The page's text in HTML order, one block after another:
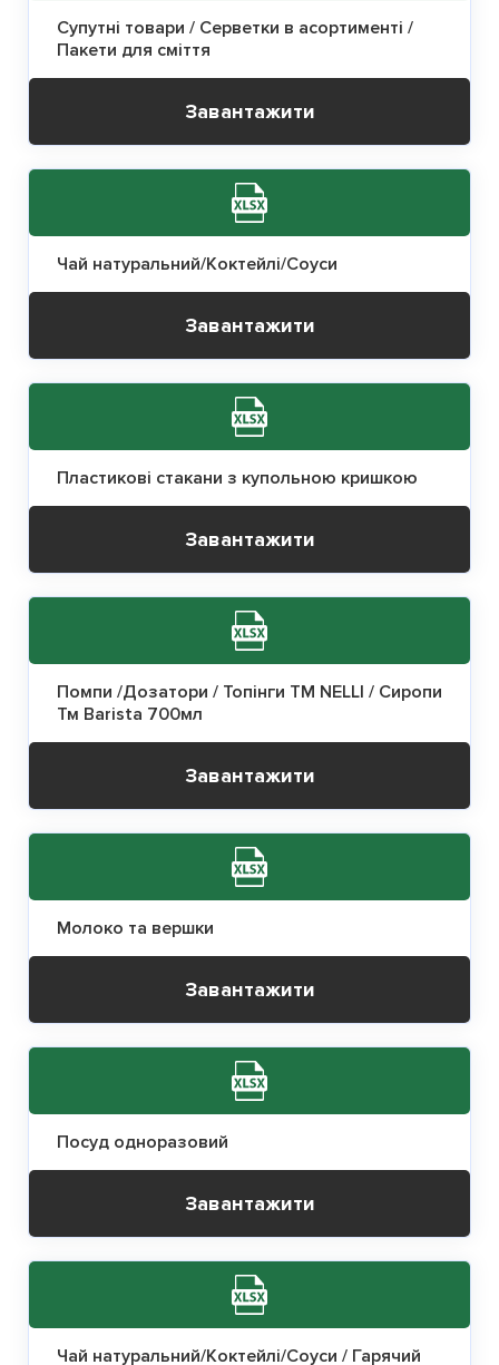
Супутні товари / Серветки в асортименті /
Пакети для сміття
Завантажити
Чай натуральний/Коктейлі/Соуси
Завантажити
Пластикові стакани з купольною кришкою
Завантажити
Помпи /Дозатори / Топінги ТМ NELLI / Сиропи
Тм Barista 700мл
Завантажити
Молоко та вершки
Завантажити
Посуд одноразовий
Завантажити
Чай натуральний/Коктейлі/Соуси / Гарячий